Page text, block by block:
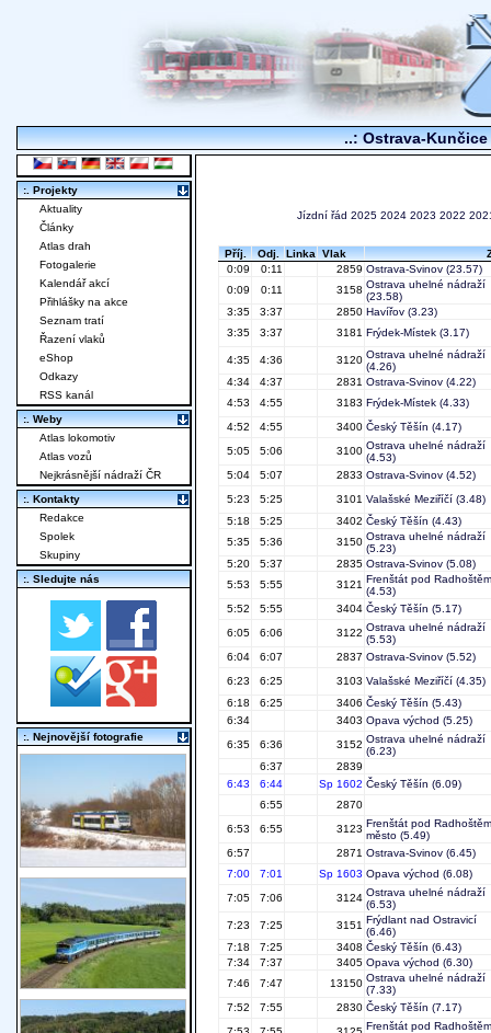
..: Ostrava-
Jízdní řád 2025 2024 2023 2022
Příj. Odj. Linka Vlak
0:09
0:11 2859 Ostrava-Svinov (23.57)
0:09
0:11 3158 Ostrava uhelné nádraží
(23.58)
3:35
3:37 2850 Havířov (3.23)
3:35
3:37 3181 Frýdek-Místek (3.17)
4:35 4:36 3120 Ostrava uhelné nádraží
(4.26)
4:34
4:37 2831 Ostrava-Svinov (4.22)
4:53
4:55 3183 Frýdek-Místek (4.33)
4:52
4:55 3400 Český Těšín (4.17)
5:05
5:06 3100 Ostrava uhelné nádraží
(4.53)
5:04
5:07 2833 Ostrava-Svinov (4.52)
5:23
5:25 3101 Valašské Meziříčí (3.48)
5:18
5:25 3402 Český Těšín (4.43)
5:35
5:36 3150 Ostrava uhelné nádraží
(5.23)
5:20
5:37 2835 Ostrava-Svinov (5.08)
5:53
5:55 3121 Frenštát pod Radhoštěm
(4.53)
5:52
5:55 3404 Český Těšín (5.17)
6:05
6:06 3122 Ostrava uhelné nádraží
(5.53)
6:04
6:07 2837 Ostrava-Svinov (5.52)
6:23
6:25 3103 Valašské Meziříčí (4.35)
6:18
6:25 3406 Český Těšín (5.43)
6:34
3403 Opava východ (5.25)
6:35
6:36 3152 Ostrava uhelné nádraží
(6.23)
6:37
2839
6:43
6:44 Sp 1602 Český Těšín (6.09)
6:55
2870
6:53
6:55 3123 Frenštát pod Radhoštěm
město (5.49)
6:57
2871 Ostrava-Svinov (6.45)
7:00
7:01 Sp 1603 Opava východ (6.08)
7:05
7:06 3124 Ostrava uhelné nádraží
(6.53)
7:23
7:25 3151 Frýdlant nad Ostravicí
(6.46)
7:18
7:25 3408 Český Těšín (6.43)
7:34
7:37 3405 Opava východ (6.30)
7:46
7:47 13150 Ostrava uhelné nádraží
(7.33)
7:52
7:55 2830 Český Těšín (7.17)
Frenštát pod Radhoštěm
:. Projekty
Aktuality
Články
Atlas drah
Fotogalerie
Kalendář akcí
Přihlášky na akce
Seznam tratí
Řazení vlaků
eShop
Odkazy
RSS kanál
:. Weby
Atlas lokomotiv
Atlas vozů
Nejkrásnější nádraží ČR
:. Kontakty
Redakce
Spolek
Skupiny
:. Sledujte nás
:. Nejnovější fotografie